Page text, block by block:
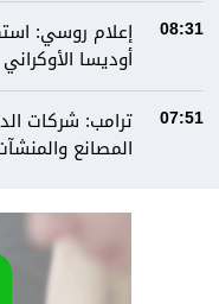
08:31
إعلام روسي:
أوديسا الأوكراني
07:51
ترامب: شركات
المصانع